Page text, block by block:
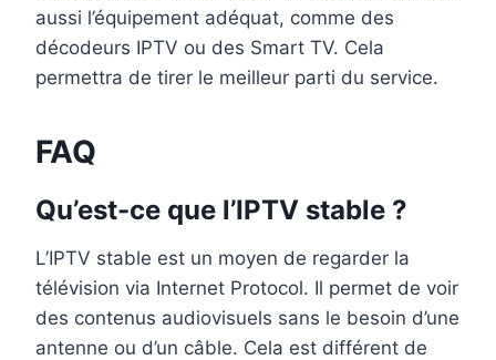
aussi l’équipement adéquat, comme des
décodeurs IPTV ou des Smart TV. Cela
permettra de tirer le meilleur parti du service.
FAQ
Qu’est-ce que l’IPTV stable ?
L’IPTV stable est un moyen de regarder la
télévision via Internet Protocol. Il permet de voir
des contenus audiovisuels sans le besoin d’une
antenne ou d’un câble. Cela est différent de